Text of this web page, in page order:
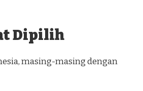
Dipilih
masing-masing dengan